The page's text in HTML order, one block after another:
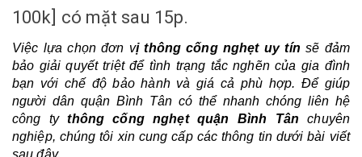
100k] có mặt sau 15p.
Việc lựa chọn đơn vị thông cống nghẹt uy tín sẽ đảm
bảo giải quyết triệt để tình trạng tắc nghẽn của gia đình
bạn với chế độ bảo hành và giá cả phù hợp. Để giúp
người dân quận Bình Tân có thể nhanh chóng liên hệ
công ty thông cống nghẹt quận Bình Tân chuyên
nghiệp, chúng tôi xin cung cấp các thông tin dưới bài viết
sau đây.